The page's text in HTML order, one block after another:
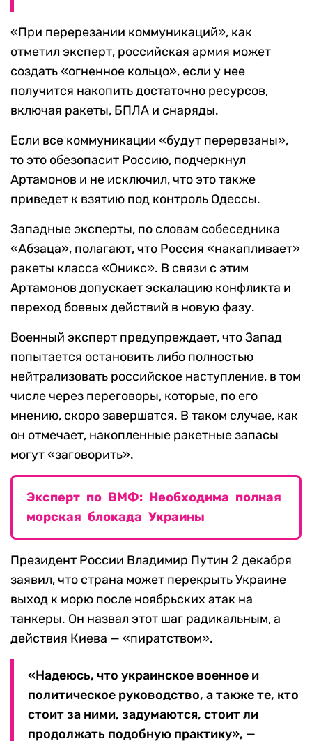
«При перерезании коммуникаций», как
отметил эксперт, российская армия может
создать «огненное кольцо», если у нее
получится накопить достаточно ресурсов,
включая ракеты, БПЛА и снаряды.
Если все коммуникации «будут перерезаны»,
то это обезопасит Россию, подчеркнул
Артамонов и не исключил, что это также
приведет к взятию под контроль Одессы.
Западные эксперты, по словам собеседника
«Абзаца», полагают, что Россия «накапливает»
ракеты класса «Оникс». В связи с этим
Артамонов допускает эскалацию конфликта и
переход боевых действий в новую фазу.
Военный эксперт предупреждает, что Запад
попытается остановить либо полностью
нейтрализовать российское наступление, в том
числе через переговоры, которые, по его
мнению, скоро завершатся. В таком случае, как
он отмечает, накопленные ракетные запасы
могут «заговорить».
Эксперт по ВМФ: Необходима полная
морская блокада Украины
Президент России Владимир Путин 2 декабря
заявил, что страна может перекрыть Украине
выход к морю после ноябрьских атак на
танкеры. Он назвал этот шаг радикальным, а
действия Киева — «пиратством».
«Надеюсь, что украинское военное и
политическое руководство, а также те, кто
стоит за ними, задумаются, стоит ли
продолжать подобную практику», —